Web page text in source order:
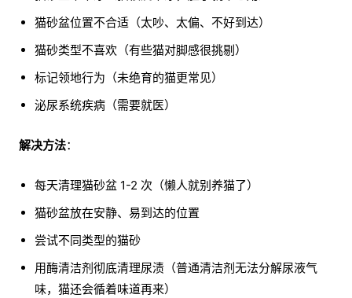
猫砂盆位置不合适（太吵、太偏、不好到达）
猫砂类型不喜欢（有些猫对脚感很挑剔）
标记领地行为（未绝育的猫更常见）
泌尿系统疾病（需要就医）
解决方法：
每天清理猫砂盆 1-2 次（懒人就别养猫了）
猫砂盆放在安静、易到达的位置
尝试不同类型的猫砂
用酶清洁剂彻底清理尿渍（普通清洁剂无法分解尿液气
味，猫还会循着味道再来）